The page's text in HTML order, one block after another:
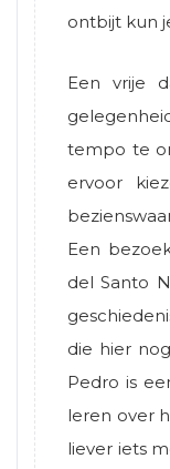
ontbijt kun
Een vrije
tempo te
ervoor
Een
del Santo
die hier
Pedro is
leren over
liever iets